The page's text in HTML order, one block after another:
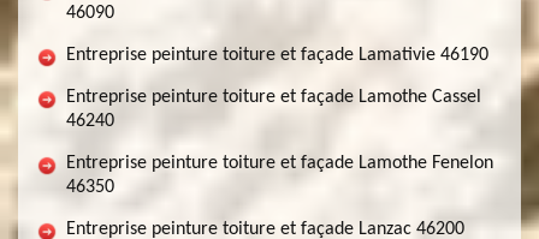
46090
Entreprise peinture toiture et façade Lamativie 46190
Entreprise peinture toiture et façade Lamothe Cassel
46240
Entreprise peinture toiture et façade Lamothe Fenelon
46350
Entreprise peinture toiture et façade Lanzac 46200